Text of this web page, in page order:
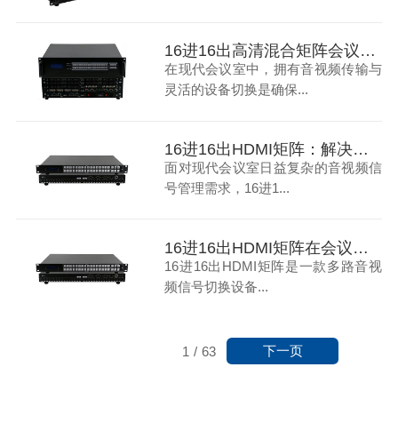
16进16出高清混合矩阵会议室音视频传输与切换的全面解决方案
在现代会议室中，拥有音视频传输与
灵活的设备切换是确保...
16进16出HDMI矩阵：解决现代会议室音视频信号管理难题
面对现代会议室日益复杂的音视频信
号管理需求，16进1...
16进16出HDMI矩阵在会议室中的应用
16进16出HDMI矩阵是一款多路音视
频信号切换设备...
1 / 63 下一页